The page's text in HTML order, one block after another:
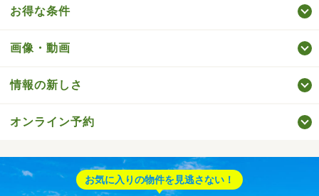
お得な条件
画像・動画
情報の新しさ
オンライン予約
お気に入りの物件を見逃さない！